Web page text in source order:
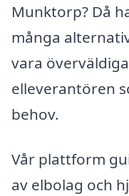
Munktorp? Då
många
vara
elleverantören
behov.
Vår plattform
av elbolag och